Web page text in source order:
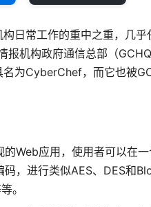
日常工作的重中之重，几
报机构政府通信总部（
为CyberChef，而它也被
Web应用，使用者可以在
，进行类似AES、DES和
。